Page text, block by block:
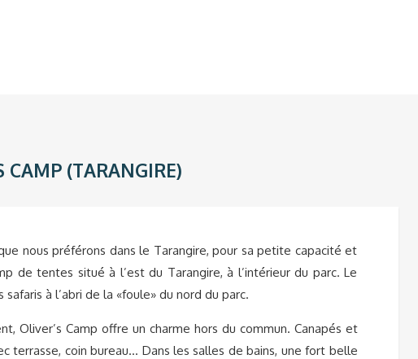
CAMP (TARANGIRE)
nous préférons dans le Tarangire, pour sa petite capacité et
de tentes situé à l’est du Tarangire, à l’intérieur du parc. Le
à l’abri de la «foule» du nord du parc.
Oliver’s Camp offre un charme hors du commun. Canapés et
terrasse, coin bureau… Dans les salles de bains, une fort belle